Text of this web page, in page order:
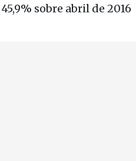
sobre abril de 2016